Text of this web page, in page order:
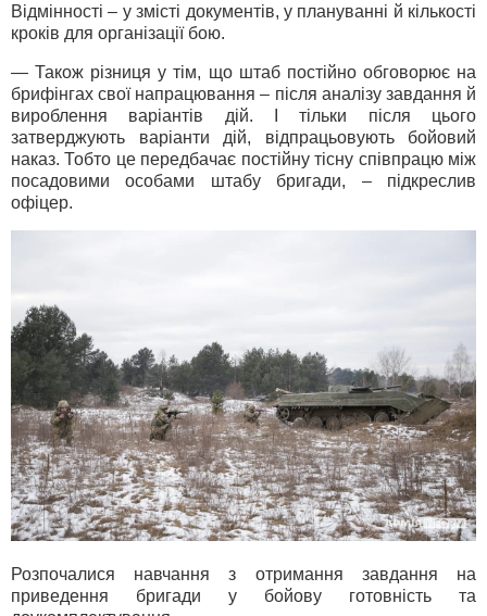
Відмінності – у змісті документів, у плануванні й кількості
кроків для організації бою.
— Також різниця у тім, що штаб постійно обговорює на
брифінгах свої напрацювання – після аналізу завдання й
вироблення варіантів дій. І тільки після цього
затверджують варіанти дій, відпрацьовують бойовий
наказ. Тобто це передбачає постійну тісну співпрацю між
посадовими особами штабу бригади, – підкреслив
офіцер.
Розпочалися навчання з отримання завдання на
приведення бригади у бойову готовність та